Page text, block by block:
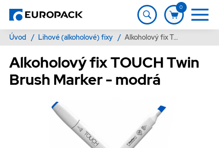
0
Úvod / Lihové (alkoholové) fixy / Alkoholový fix TOUCH Twin Brush Marker - modrá
Alkoholový fix TOUCH Twin
Brush Marker - modrá